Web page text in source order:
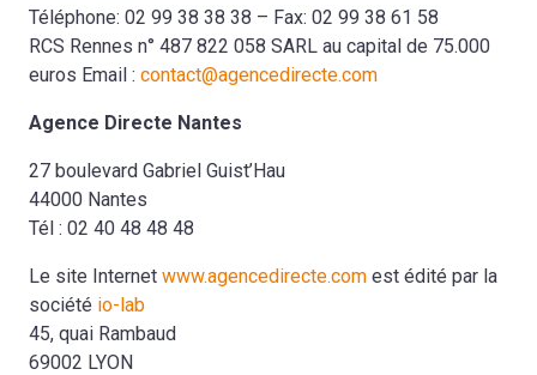
Téléphone: 02 99 38 38 38 – Fax: 02 99 38 61 58
RCS Rennes n° 487 822 058 SARL au capital de 75.000
euros Email : contact@agencedirecte.com
Agence Directe Nantes
27 boulevard Gabriel Guist’Hau
44000 Nantes
Tél : 02 40 48 48 48
Le site Internet www.agencedirecte.com est édité par la
société io-lab
45, quai Rambaud
69002 LYON